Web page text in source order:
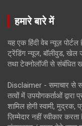
हमारे बारे में
यह एक हिंदी वेब न्यूज़
ट्रेंडिंग न्यूज, बॉलीवुड, खेल
तथा टेक्नोलॉजी से संबंधित
Disclaimer - समाचार से
तत्वों में उपयोगकर्ताओं
शामिल होगी स्वामी,
ज़िम्मेदार नहीं स्वीकार